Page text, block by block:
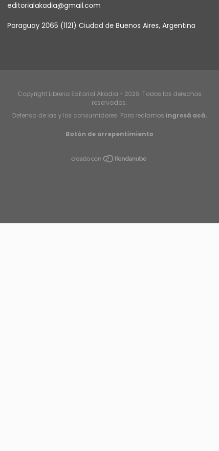
editorialakadia@gmail.com
Paraguay 2065 (1121) Ciudad de Buenos Aires, Argentina
Copyright Libreria Editorial Akadia - 2026. Todos los derechos
reservados.
Defensa de las y los consumidores. Para reclamos ingresá acá.
Botón de arrepentimiento